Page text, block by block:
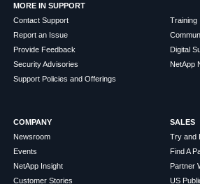
MORE IN SUPPORT
Contact Support
Report an Issue
Provide Feedback
Security Advisories
Support Policies and Offerings
Training
Digital
NetApp
COMPANY
Newsroom
Events
NetApp Insight
Customer Stories
SALES
Try and
Find A
Partner
US